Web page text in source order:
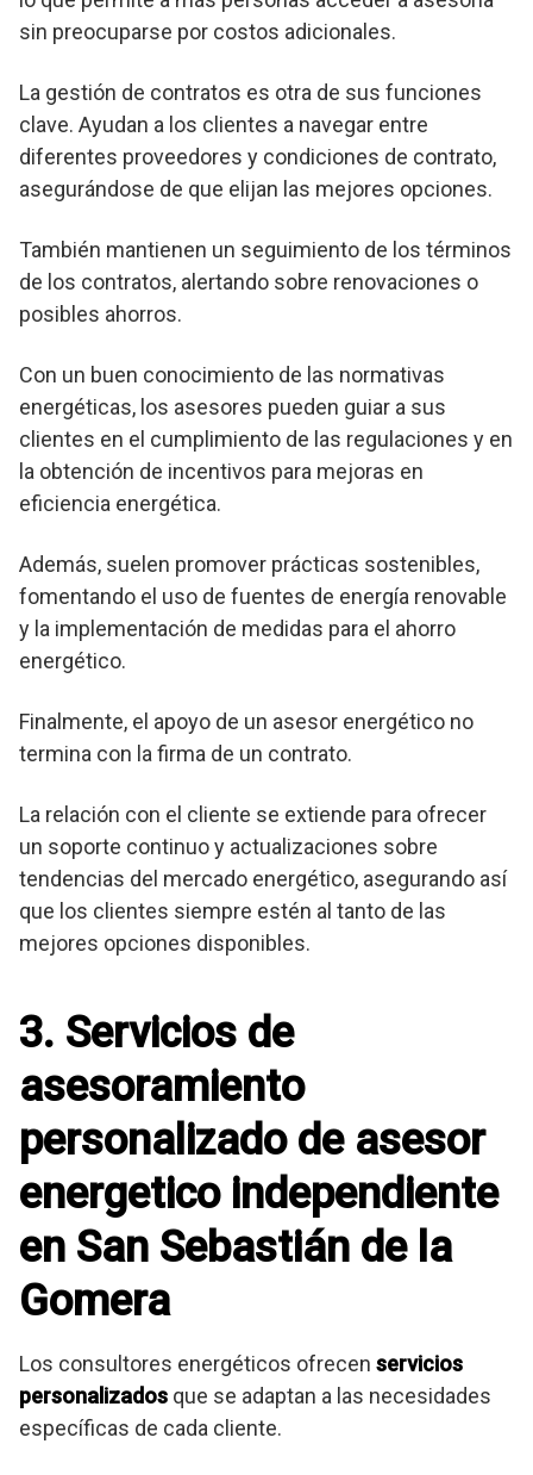
sin preocuparse por costos adicionales.
La gestión de contratos es otra de sus funciones
clave. Ayudan a los clientes a navegar entre
diferentes proveedores y condiciones de contrato,
asegurándose de que elijan las mejores opciones.
También mantienen un seguimiento de los términos
de los contratos, alertando sobre renovaciones o
posibles ahorros.
Con un buen conocimiento de las normativas
energéticas, los asesores pueden guiar a sus
clientes en el cumplimiento de las regulaciones y en
la obtención de incentivos para mejoras en
eficiencia energética.
Además, suelen promover prácticas sostenibles,
fomentando el uso de fuentes de energía renovable
y la implementación de medidas para el ahorro
energético.
Finalmente, el apoyo de un asesor energético no
termina con la firma de un contrato.
La relación con el cliente se extiende para ofrecer
un soporte continuo y actualizaciones sobre
tendencias del mercado energético, asegurando así
que los clientes siempre estén al tanto de las
mejores opciones disponibles.
3. Servicios de
asesoramiento
personalizado de asesor
energetico independiente
en San Sebastián de la
Gomera
Los consultores energéticos ofrecen servicios
personalizados que se adaptan a las necesidades
específicas de cada cliente.